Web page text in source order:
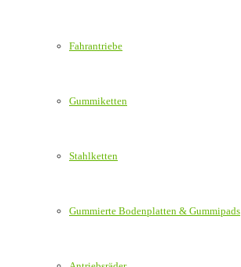
Fahrantriebe
Gummiketten
Stahlketten
Gummierte Bodenplatten & Gummipads